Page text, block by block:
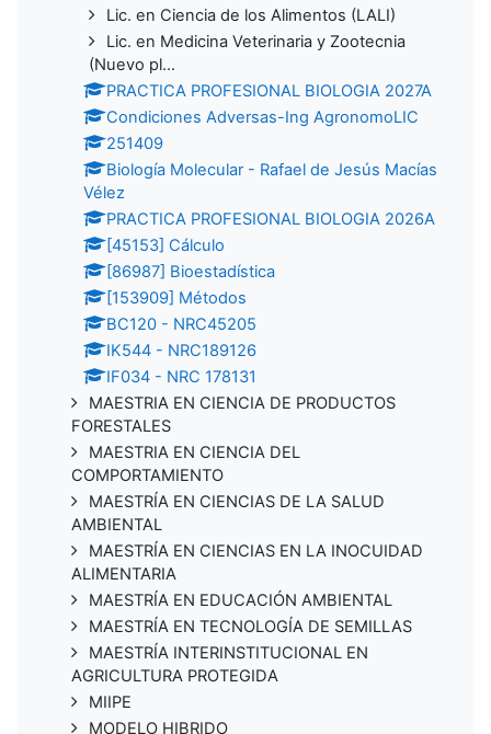
Lic. en Ciencia de los Alimentos (LALI)
Lic. en Medicina Veterinaria y Zootecnia
(Nuevo pl...
PRACTICA PROFESIONAL BIOLOGIA 2027A
Condiciones Adversas-Ing AgronomoLIC
251409
Biología Molecular - Rafael de Jesús Macías
Vélez
PRACTICA PROFESIONAL BIOLOGIA 2026A
[45153] Cálculo
[86987] Bioestadística
[153909] Métodos
BC120 - NRC45205
IK544 - NRC189126
IF034 - NRC 178131
MAESTRIA EN CIENCIA DE PRODUCTOS
FORESTALES
MAESTRIA EN CIENCIA DEL
COMPORTAMIENTO
MAESTRÍA EN CIENCIAS DE LA SALUD
AMBIENTAL
MAESTRÍA EN CIENCIAS EN LA INOCUIDAD
ALIMENTARIA
MAESTRÍA EN EDUCACIÓN AMBIENTAL
MAESTRÍA EN TECNOLOGÍA DE SEMILLAS
MAESTRÍA INTERINSTITUCIONAL EN
AGRICULTURA PROTEGIDA
MIIPE
MODELO HIBRIDO